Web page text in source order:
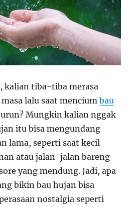
kalian tiba-tiba merasa
lalu saat menciumbau
Mungkin kalian nggak
itu bisa mengundang
lama, seperti saat kecil
atau jalan-jalan bareng
yang mendung. Jadi, apa
bikin bau hujan bisa
nostalgia seperti